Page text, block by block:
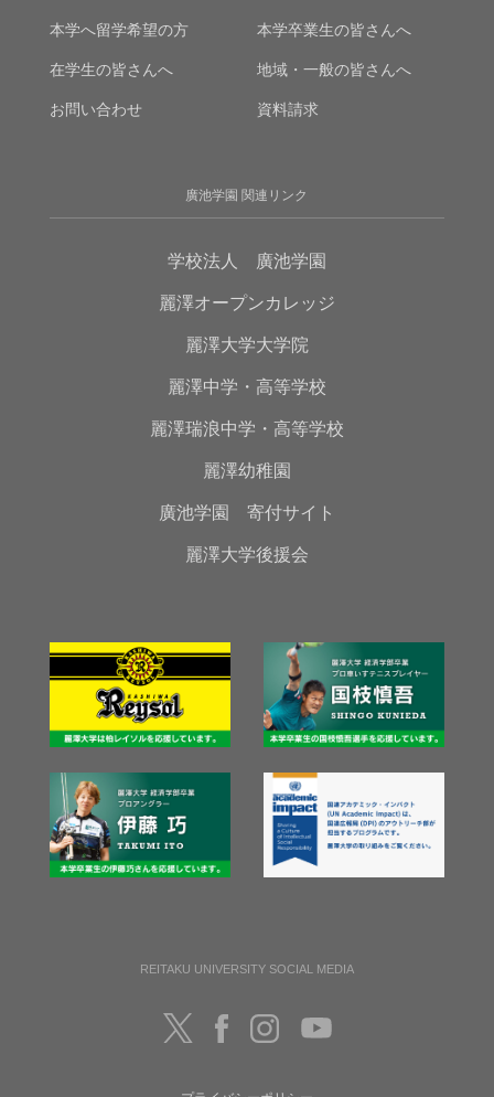
本学へ留学希望の方 本学卒業生の皆さんへ
在学生の皆さんへ 地域・一般の皆さんへ
お問い合わせ 資料請求
廣池学園 関連リンク
学校法人 廣池学園
麗澤オープンカレッジ
麗澤大学大学院
麗澤中学・高等学校
麗澤瑞浪中学・高等学校
麗澤幼稚園
廣池学園 寄付サイト
麗澤大学後援会
REITAKU UNIVERSITY SOCIAL MEDIA